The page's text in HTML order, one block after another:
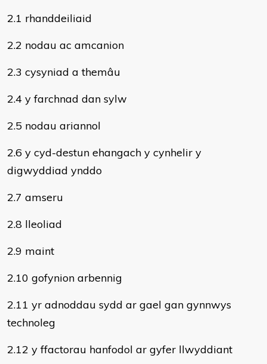
2.1 rhanddeiliaid
2.2 nodau ac amcanion
2.3 cysyniad a themâu
2.4 y farchnad dan sylw
2.5 nodau ariannol
2.6 y cyd-destun ehangach y cynhelir y
digwyddiad ynddo
2.7 amseru
2.8 lleoliad
2.9 maint
2.10 gofynion arbennig
2.11 yr adnoddau sydd ar gael gan gynnwys
technoleg
2.12 y ffactorau hanfodol ar gyfer llwyddiant